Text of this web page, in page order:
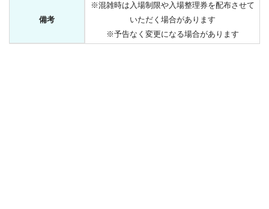
備考
※混雑時は入場制限や入場整理券を配布させて
いただく場合があります
※予告なく変更になる場合があります